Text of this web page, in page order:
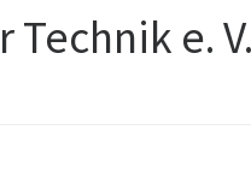
Technik e. V.